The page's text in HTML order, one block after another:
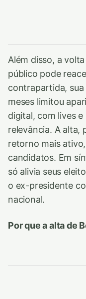
Além disso, a
público pode
contrapartida,
meses limitou
digital, com lives
relevância. A alta,
retorno mais
candidatos. Em
só alivia seus
o ex-presidente
nacional.
Por que a alta de